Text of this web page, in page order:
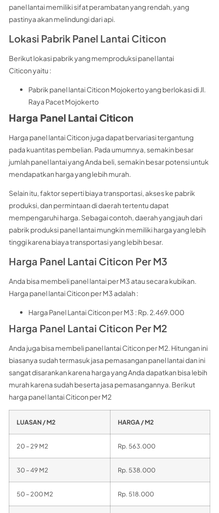
panel lantai memiliki sifat perambatan yang rendah, yang
pastinya akan melindungi dari api.
Lokasi Pabrik Panel Lantai Citicon
Berikut lokasi pabrik yang memproduksi panel lantai
Citicon yaitu :
Pabrik panel lantai Citicon Mojokerto yang berlokasi di Jl.
Raya Pacet Mojokerto
Harga Panel Lantai Citicon
Harga panel lantai Citicon juga dapat bervariasi tergantung
pada kuantitas pembelian. Pada umumnya, semakin besar
jumlah panel lantai yang Anda beli, semakin besar potensi untuk
mendapatkan harga yang lebih murah.
Selain itu, faktor seperti biaya transportasi, akses ke pabrik
produksi, dan permintaan di daerah tertentu dapat
mempengaruhi harga. Sebagai contoh, daerah yang jauh dari
pabrik produksi panel lantai mungkin memiliki harga yang lebih
tinggi karena biaya transportasi yang lebih besar.
Harga Panel Lantai Citicon Per M3
Anda bisa membeli panel lantai per M3 atau secara kubikan.
Harga panel lantai Citicon per M3 adalah :
Harga Panel Lantai Citicon per M3 : Rp. 2.469.000
Harga Panel Lantai Citicon Per M2
Anda juga bisa membeli panel lantai Citicon per M2. Hitungan ini
biasanya sudah termasuk jasa pemasangan panel lantai dan ini
sangat disarankan karena harga yang Anda dapatkan bisa lebih
murah karena sudah beserta jasa pemasangannya. Berikut
harga panel lantai Citicon per M2
LUASAN / M2 HARGA / M2
20 – 29 M2 Rp. 563.000
30 – 49 M2 Rp. 538.000
50 – 200 M2 Rp. 518.000